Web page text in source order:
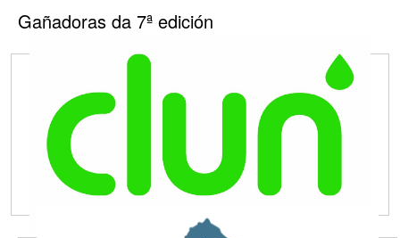
Gañadoras da 7ª edición